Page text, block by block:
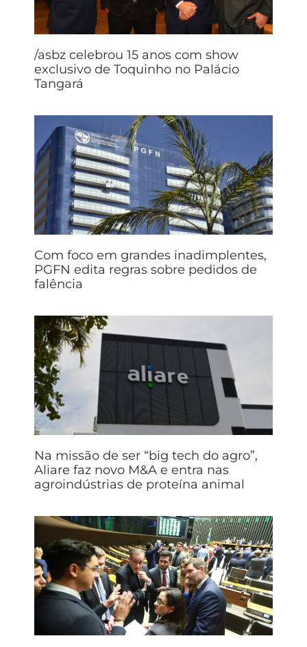
/asbz celebrou 15 anos com show
exclusivo de Toquinho no Palácio
Tangará
Com foco em grandes inadimplentes,
PGFN edita regras sobre pedidos de
falência
Na missão de ser “big tech do agro”,
Aliare faz novo M&A e entra nas
agroindústrias de proteína animal